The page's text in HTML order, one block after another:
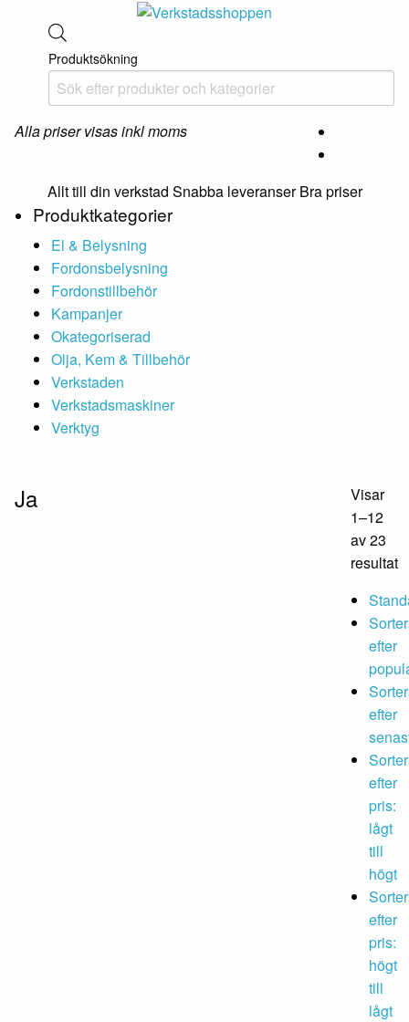
Alla priser visas inkl moms
Produktsökning
Allt till din verkstad Snabba leveranser Bra priser
Produktkategorier
El & Belysning
Fordonsbelysning
Fordonstillbehör
Kampanjer
Okategoriserad
Olja, Kem & Tillbehör
Verkstaden
Verkstadsmaskiner
Verktyg
Ja
Visar
1–12
av 23
resultat
efter
efter
efter
pris:
lågt
till
högt
efter
pris:
högt
till
lågt